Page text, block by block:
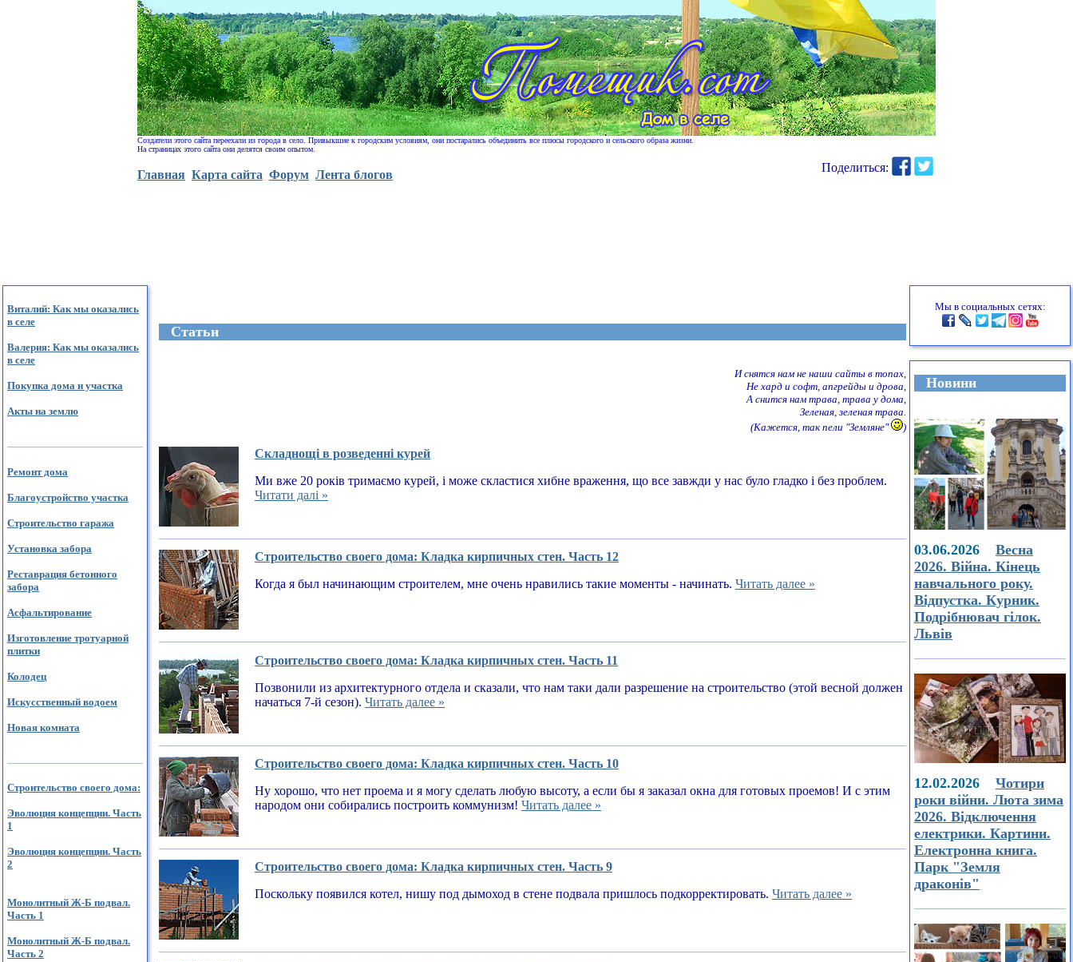
Создатели этого сайта переехали из города в село. Привыкшие к городским условиям, они постарались объединить все плюсы городского и сельского образа жизни.
На страницах этого сайта они делятся своим опытом.
Главная Карта сайта Форум Лента блогов
Поделиться:
Виталий: Как мы оказались
в селе
Валерия: Как мы оказались
в селе
Покупка дома и участка
Акты на землю
Ремонт дома
Благоустройство участка
Строительство гаража
Установка забора
Реставрация бетонного
забора
Асфальтирование
Изготовление тротуарной
плитки
Колодец
Искусственный водоем
Новая комната
Строительство своего дома:
Эволюция концепции. Часть
1
Эволюция концепции. Часть
2
Монолитный Ж-Б подвал.
Часть 1
Монолитный Ж-Б подвал.
Часть 2
Cтатьи
И снятся нам не наши сайты в топах,
Не хард и софт, апгрейды и дрова,
А снится нам трава, трава у дома,
Зеленая, зеленая трава.
(Кажется, так пели "Земляне"
)
Складнощі в розведенні курей
Ми вже 20 років тримаємо курей, і може скластися хибне враження, що все завжди у нас було гладко і без проблем.
Читати далі »
Строительство своего дома: Кладка кирпичных стен. Часть 12
Когда я был начинающим строителем, мне очень нравились такие моменты - начинать. Читать далее »
Строительство своего дома: Кладка кирпичных стен. Часть 11
Позвонили из архитектурного отдела и сказали, что нам таки дали разрешение на строительство (этой весной должен
начаться 7-й сезон). Читать далее »
Строительство своего дома: Кладка кирпичных стен. Часть 10
Ну хорошо, что нет проема и я могу сделать любую высоту, а если бы я заказал окна для готовых проемов! И с этим
народом они собирались построить коммунизм! Читать далее »
Строительство своего дома: Кладка кирпичных стен. Часть 9
Поскольку появился котел, нишу под дымоход в стене подвала пришлось подкорректировать. Читать далее »
Мы в социальных сетях:
Новини
03.06.2026 Весна
2026. Війна. Кінець
навчального року.
Відпустка. Курник.
Подрібнювач гілок.
Львів
12.02.2026 Чотири
роки війни. Люта зима
2026. Відключення
електрики. Картини.
Електронна книга.
Парк "Земля
драконів"